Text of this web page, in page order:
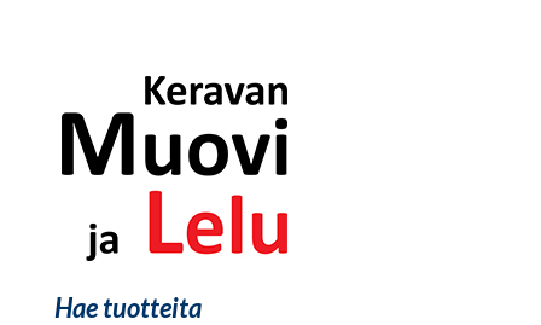
Hae tuotteita